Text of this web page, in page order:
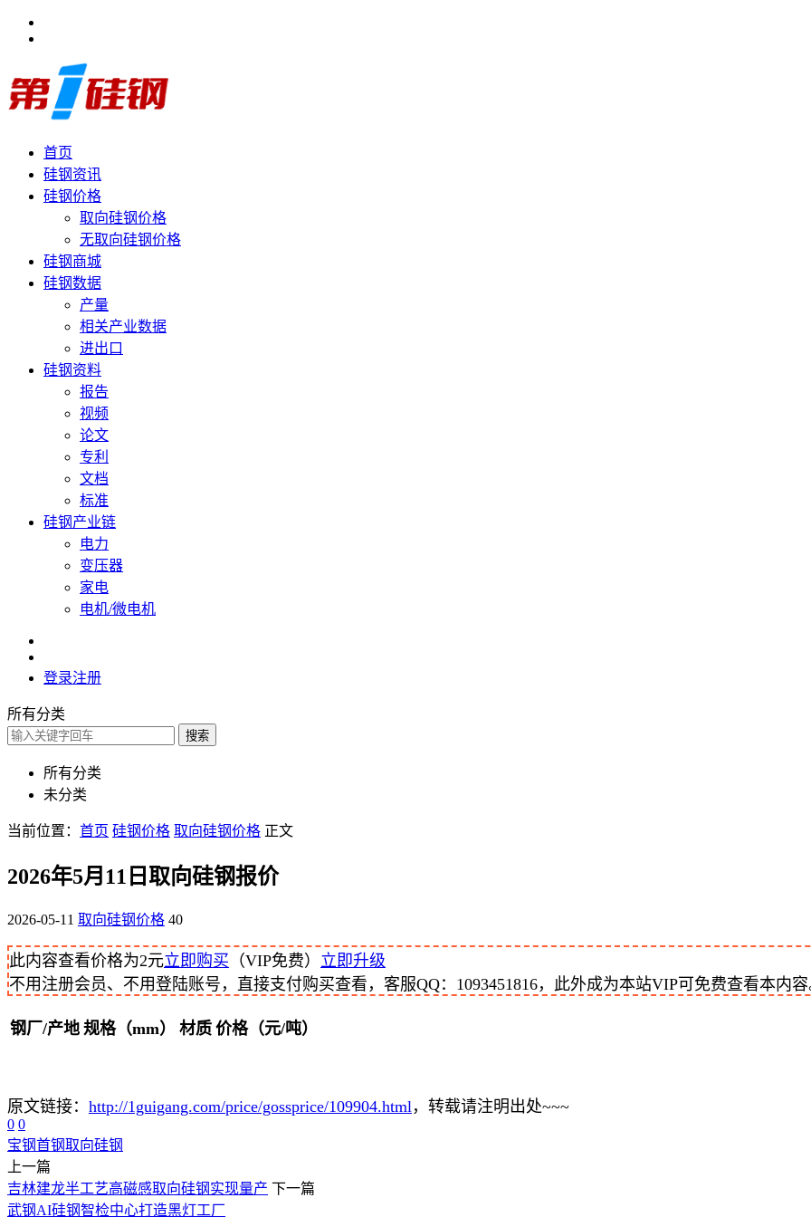
首页
硅钢资讯
硅钢价格
取向硅钢价格
无取向硅钢价格
硅钢商城
硅钢数据
产量
相关产业数据
进出口
硅钢资料
报告
视频
论文
专利
文档
标准
硅钢产业链
电力
变压器
家电
电机/微电机
登录注册
所有分类
搜索
所有分类
未分类
当前位置： 首页 硅钢价格 取向硅钢价格 正文
2026年5月11日取向硅钢报价
2026-05-11 取向硅钢价格 40
此内容查看价格为2元立即购买 （VIP免费） 立即升级
不用注册会员、不用登陆账号，直接支付购买查看，客服QQ：1093451816，此外成为本站VIP可免费查看本内
钢厂/产地 规格（mm） 材质 价格（元/吨）
原文链接： http://1guigang.com/price/gossprice/109904.html，转载请注明出处~~~
0 0
宝钢首钢取向硅钢
上一篇
吉林建龙半工艺高磁感取向硅钢实现量产 下一篇
武钢AI硅钢智检中心打造黑灯工厂